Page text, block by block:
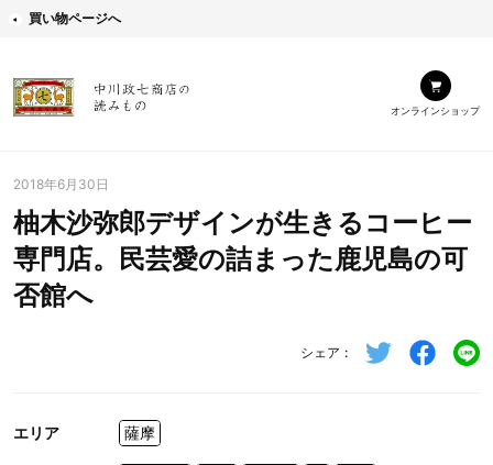
買い物ページへ
オンラインショップ
2018年6月30日
柚木沙弥郎デザインが生きるコーヒー
専門店。民芸愛の詰まった鹿児島の可
否館へ
シェア
エリア 薩摩